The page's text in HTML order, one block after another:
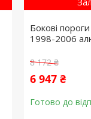
Бокові
1998-2006
8 172 ₴
6 947 ₴
Готово до